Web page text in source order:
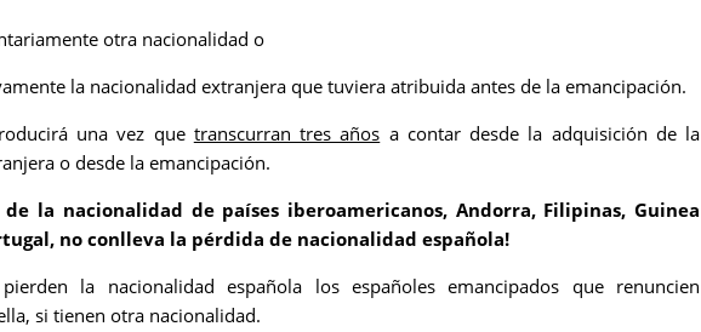
otra nacionalidad o
la nacionalidad extranjera que tuviera atribuida antes de la emancipación.
una vez que transcurran tres años a contar desde la adquisición de la
o desde la emancipación.
de la nacionalidad de países iberoamericanos, Andorra, Filipinas, Guinea
no conlleva la pérdida de nacionalidad española!
la nacionalidad española los españoles emancipados que renuncien
si tienen otra nacionalidad.